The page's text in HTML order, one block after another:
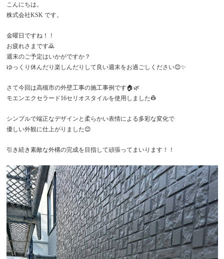
こんにちは。
株式会社KSK です。
金曜日ですね！！
お疲れさまです🙇
週末のご予定はいかがですか？
ゆっくり休んだり楽しんだりして良い週末をお過ごしください😊✨️
さて今回は高槻市の外壁工事の施工事例です🏠🌿
モエンエクセラード16セリオスタイルを使用しました👷
シンプルで端正なデザインと柔らかい表情による多彩な変化で
優しい外観に仕上がりました😊
引き続き素敵な外構の完成を目指して頑張ってまいります！！